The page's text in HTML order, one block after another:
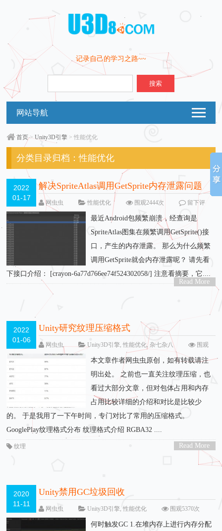
记录自己的学习之路~~
搜索
网站导航
首页>Unity3D引擎 > 性能优化
分类目录归档：性能优化
2022
01-17
解决SpriteAtlas调用GetSprite内存泄露问题
网虫虫 性能优化 围观2444次
留下评
论
最近Android包频繁崩溃，经查询是
SpriteAtlas图集在频繁调用GetSprite()接
口，产生的内存泄露。 那么为什么频繁
调用GetSprite就会内存泄露呢？ 请先看
下接口介绍： [crayon-6a77d766ee74f524302058/] 注意看摘要，它....
Read More
2022
01-06
Unity研究纹理压缩格式
网虫虫 Unity3D引擎,性能优化, 杂七杂八
围观
3630次
留下评论
本文章作者网虫虫原创，如有转载请注
明出处。 之前也一直关注纹理压缩，也
看过大部分文章，但对包体占用和内存
占用比较详细的介绍和对比是比较少
的。 于是我用了一下午时间，专门对比了常用的压缩格式。
GooglePlay纹理格式分布 纹理格式介绍 RGBA32 ....
Read More
纹理
2020
11-11
Unity禁用GC垃圾回收
网虫虫 Unity3D引擎,性能优化
围观5370次
留下评论
何时触发GC 1.在堆内存上进行内存分配